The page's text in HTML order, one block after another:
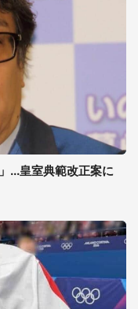
...皇室典範改正案に